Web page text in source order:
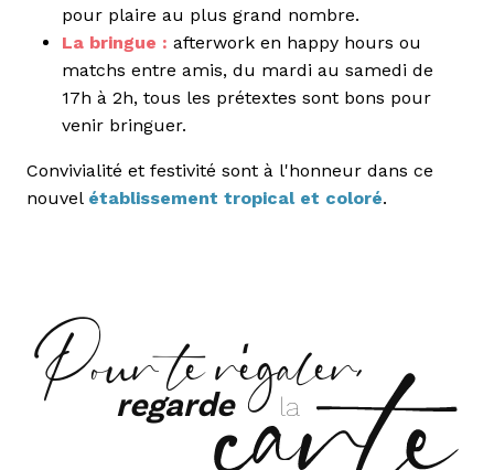
pour plaire au plus grand nombre.
La bringue : afterwork en happy hours ou
matchs entre amis, du mardi au samedi de
17h à 2h, tous les prétextes sont bons pour
venir bringuer.
Convivialité et festivité sont à l'honneur dans ce
nouvel établissement tropical et coloré.
Pour te régaler,
regarde la
carte